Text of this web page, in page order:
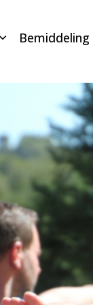
Bemiddeling